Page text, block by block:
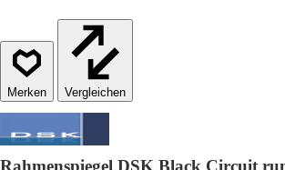
Vergleichen
Rahmenspiegel DSK Black Circuit